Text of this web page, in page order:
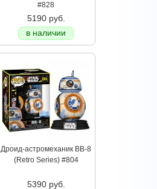
#828
5190 руб.
в наличии
Дроид-астромеханик BB-8
(Retro Series) #804
5390 руб.